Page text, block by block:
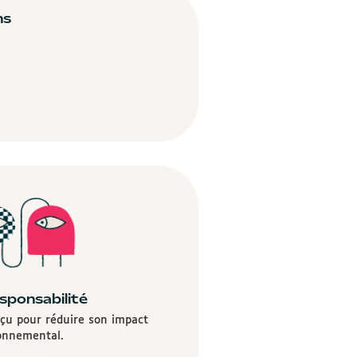
pour réduire son impact